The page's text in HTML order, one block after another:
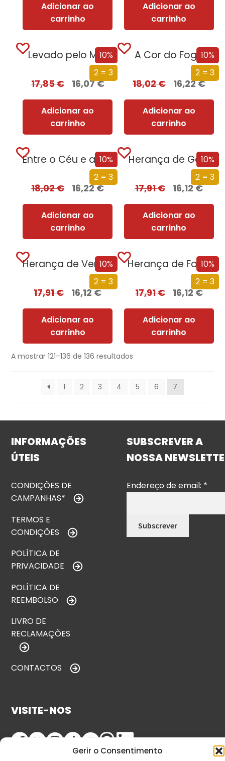
Gerir o Consentimento
Adicionar ao
carrinho
Adicionar ao
carrinho
10%
2 = 3
Levado pelo Mar
17,85€ 16,07€
Adicionar ao
carrinho
10%
2 = 3
A Cor do Fogo
18,02€ 16,22€
Adicionar ao
carrinho
10%
2 = 3
Entre o Céu e a Terra
18,02€ 16,22€
Adicionar ao
carrinho
10%
2 = 3
Herança de Gelo
17,91€ 16,12€
Adicionar ao
carrinho
10%
2 = 3
Herança de Vergonha
17,91€ 16,12€
Adicionar ao
carrinho
10%
2 = 3
Herança de Fogo
17,91€ 16,12€
Adicionar ao
carrinho
A mostrar 121–136 de 136 resultados
1 2 3 4 5 6 7
INFORMAÇÕES
ÚTEIS
CONDIÇÕES DE
CAMPANHAS*
TERMOS E
CONDIÇÕES
POLÍTICA DE
PRIVACIDADE
POLÍTICA DE
REEMBOLSO
LIVRO DE
RECLAMAÇÕES
CONTACTOS
SUBSCREVER A
NOSSA
Endereço de email: *
VISITE-NOS